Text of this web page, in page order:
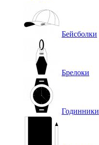
Бейсболки
Брелоки
Годинники